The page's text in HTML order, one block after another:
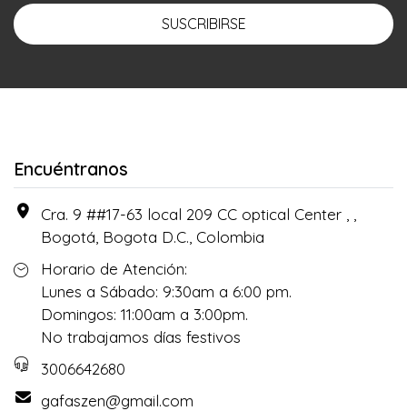
SUSCRIBIRSE
Encuéntranos
Cra. 9 ##17-63 local 209 CC optical Center , ,
Bogotá, Bogota D.C., Colombia
Horario de Atención:
Lunes a Sábado: 9:30am a 6:00 pm.
Domingos: 11:00am a 3:00pm.
No trabajamos días festivos
3006642680
gafaszen@gmail.com